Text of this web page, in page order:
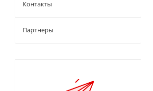
Контакты
Партнеры